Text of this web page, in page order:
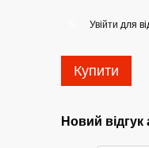
Увійти для
Купити
Новий